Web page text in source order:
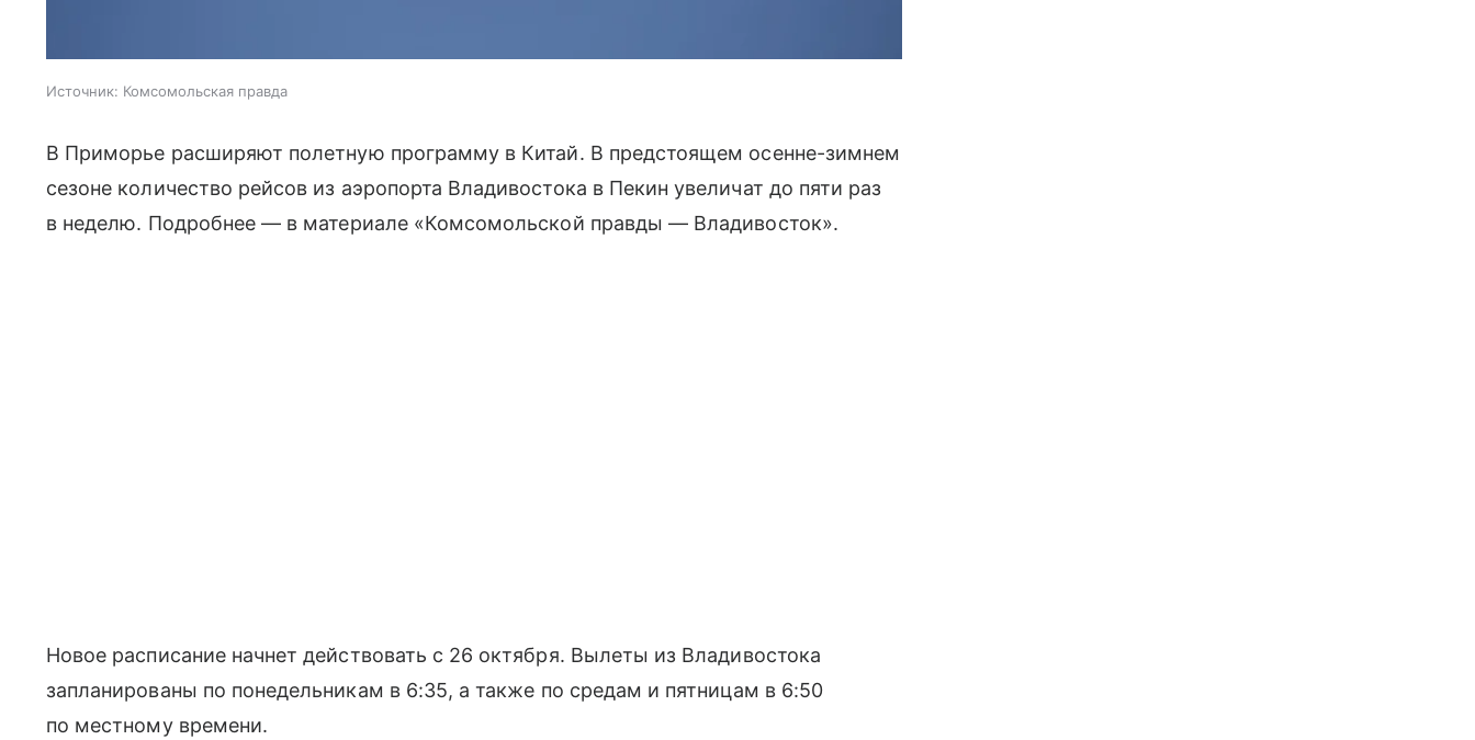
Источник: Комсомольская правда
В Приморье расширяют полетную программу в Китай. В предстоящем осенне-зимнем
сезоне количество рейсов из аэропорта Владивостока в Пекин увеличат до пяти раз
в неделю. Подробнее — в материале «Комсомольской правды — Владивосток».
Новое расписание начнет действовать с 26 октября. Вылеты из Владивостока
запланированы по понедельникам в 6:35, а также по средам и пятницам в 6:50
по местному времени.